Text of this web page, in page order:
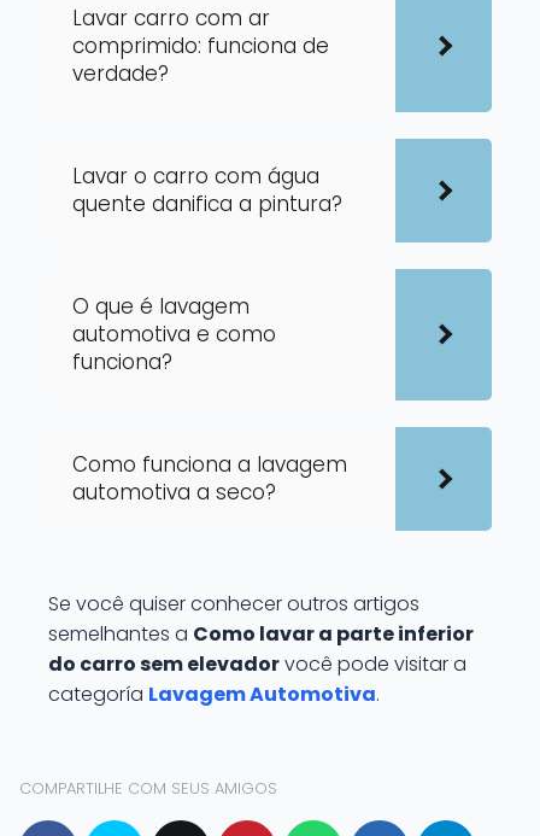
Lavar carro com ar
comprimido: funciona de
verdade?
Lavar o carro com água
quente danifica a pintura?
O que é lavagem
automotiva e como
funciona?
Como funciona a lavagem
automotiva a seco?
Se você quiser conhecer outros artigos
semelhantes a Como lavar a parte inferior
do carro sem elevadorvocê pode visitar a
categoría Lavagem Automotiva.
COMPARTILHE COM SEUS AMIGOS